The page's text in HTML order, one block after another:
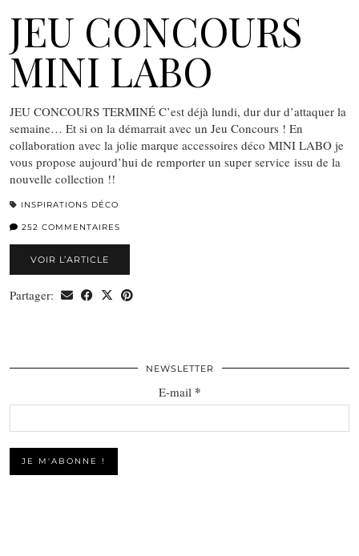
JEU CONCOURS
MINI LABO
JEU CONCOURS TERMINÉ C’est déjà lundi, dur dur d’attaquer la
semaine… Et si on la démarrait avec un Jeu Concours ! En
collaboration avec la jolie marque accessoires déco MINI LABO je
vous propose aujourd’hui de remporter un super service issu de la
nouvelle collection !!
INSPIRATIONS DÉCO
252 COMMENTAIRES
VOIR L’ARTICLE
Partager:
NEWSLETTER
E-mail *